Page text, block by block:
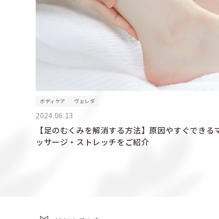
ボディケア ヴェレダ
2024.06.13
【足のむくみを解消する方法】原因やすぐできる
ッサージ・ストレッチをご紹介